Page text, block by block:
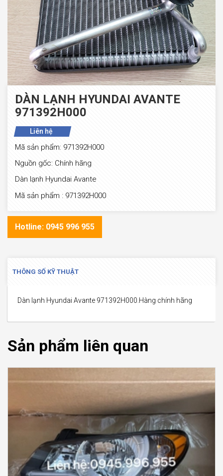
DÀN LẠNH HYUNDAI AVANTE
971392H000
Liên hệ
Mã sản phẩm: 971392H000
Nguồn gốc: Chính hãng
Dàn lạnh Hyundai Avante
Mã sản phẩm : 971392H000
Hotline: 0945 996 955
THÔNG SỐ KỸ THUẬT
Dàn lạnh Hyundai Avante 971392H000.Hàng chính hãng
Sản phẩm liên quan